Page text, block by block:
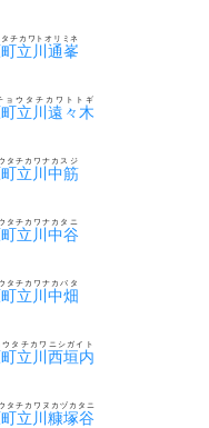
立川通峯
チカワトオリミネ
立川遠々木
ョウタチカワトトギ
立川中筋
タチカワナカスジ
立川中谷
タチカワナカタニ
立川中畑
タチカワナカバタ
立川西垣内
タチカワニシガイト
立川糠塚谷
タチカワヌカヅカタニ